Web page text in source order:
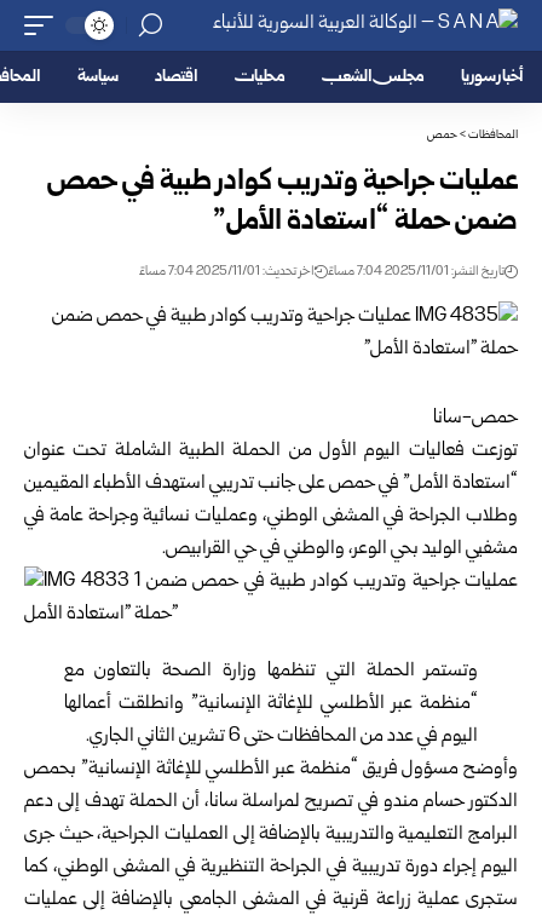
أخبار سوريا مجلس الشعب محليات اقتصاد سياسة
المحافظات>حمص
عمليات جراحية وتدريب كوادر طبية في حمص
ضمن حملة “استعادة الأمل”
تاريخ النشر: 2025/11/01 7:04 مساءً اخر تحديث: 2025/11/01 7:04 مساءً
حمص-سانا
توزعت فعاليات اليوم الأول من الحملة الطبية الشاملة تحت عنوان
“استعادة الأمل” في حمص على جانب تدريبي استهدف الأطباء المقيمين
وطلاب الجراحة في المشفى الوطني، وعمليات نسائية وجراحة عامة في
مشفيي الوليد بحي الوعر، والوطني في حي القرابيص.
وتستمر الحملة التي تنظمها وزارة الصحةبالتعاون مع
“منظمة عبر الأطلسي للإغاثة الإنسانية” وانطلقت أعمالها
اليوم في عدد من المحافظات حتى 6 تشرين الثاني الجاري.
وأوضح مسؤول فريق “منظمة عبر الأطلسي للإغاثة الإنسانية” بحمص
الدكتور حسام مندو في تصريح لمراسلة سانا، أن الحملة تهدف إلى دعم
البرامج التعليمية والتدريبية بالإضافة إلى العمليات الجراحية، حيث جرى
اليوم إجراء دورة تدريبية في الجراحة التنظيرية في المشفى الوطني، كما
ستجرى عملية زراعة قرنية في المشفى الجامعي بالإضافة إلى عمليات